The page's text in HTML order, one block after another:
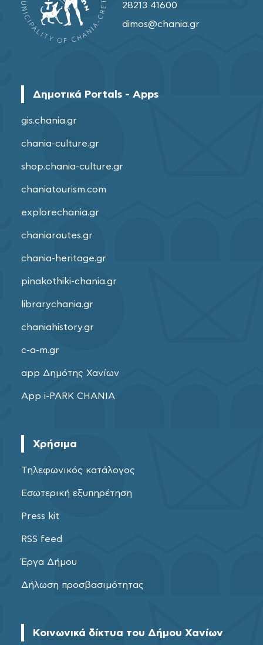
28213 41600
dimos@chania.gr
Δημοτικά Portals - Apps
gis.chania.gr
chania-culture.gr
shop.chania-culture.gr
chaniatourism.com
explorechania.gr
chaniaroutes.gr
chania-heritage.gr
pinakothiki-chania.gr
librarychania.gr
chaniahistory.gr
c-a-m.gr
app Δημότης Χανίων
App i-PARK CHANIA
Χρήσιμα
Τηλεφωνικός κατάλογος
Εσωτερική εξυπηρέτηση
Press kit
RSS feed
Έργα Δήμου
Δήλωση προσβασιμότητας
Κοινωνικά δίκτυα του Δήμου Χανίων